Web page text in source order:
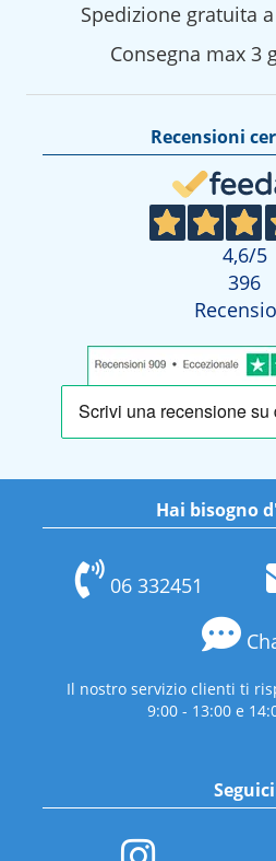
Spedizione gratuita
Consegna max 3
Recensioni
4,6/5
396
Hai bisogno
06 332451
Il nostro servizio clienti ti
9:00 - 13:00 e
Seguici